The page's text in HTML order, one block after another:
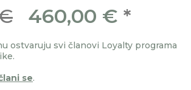
460,00 € *
ostvaruju svi članovi Loyalty programa
se.